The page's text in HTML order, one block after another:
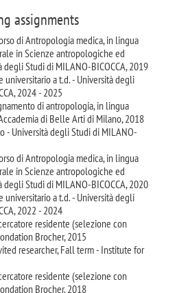
assignments
di Antropologia medica, in lingua
in Scienze antropologiche ed
Studi di MILANO-BICOCCA, 2019
universitario a t.d. - Università degli
2024 - 2025
di antropologia, in lingua
di Belle Arti di Milano, 2018
- Università degli Studi di MILANO-
di Antropologia medica, in lingua
in Scienze antropologiche ed
Studi di MILANO-BICOCCA, 2020
universitario a t.d. - Università degli
2022 - 2024
residente (selezione con
Brocher, 2015
researcher, Fall term - Institute for
residente (selezione con
Brocher, 2018